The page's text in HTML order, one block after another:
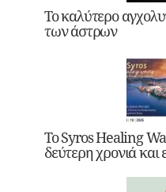
Το καλύτερο
των άστρων
Το Syros Healing
δεύτερη χρονιά και